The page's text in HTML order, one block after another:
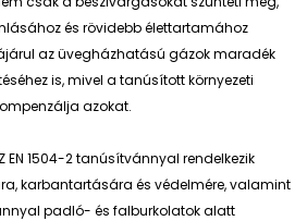
és rövidebb élettartamához
az üvegházhatású gázok maradék
is, mivel a tanúsított környezeti
azokat.
EN 1504-2 tanúsítvánnyal rendelkezik
karbantartására és védelmére, valamint
padló- és falburkolatok alatt